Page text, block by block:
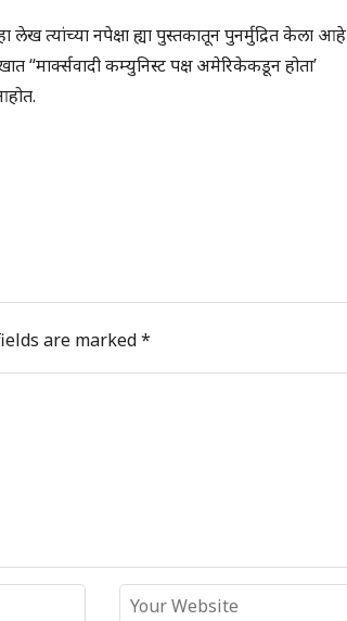
त्यांच्या नपेक्षा ह्या पुस्तकातून पुनर्मुद्रित केला आहे
“मार्क्सवादी कम्युनिस्ट पक्ष अमेरिकेकडून होता’
are marked*